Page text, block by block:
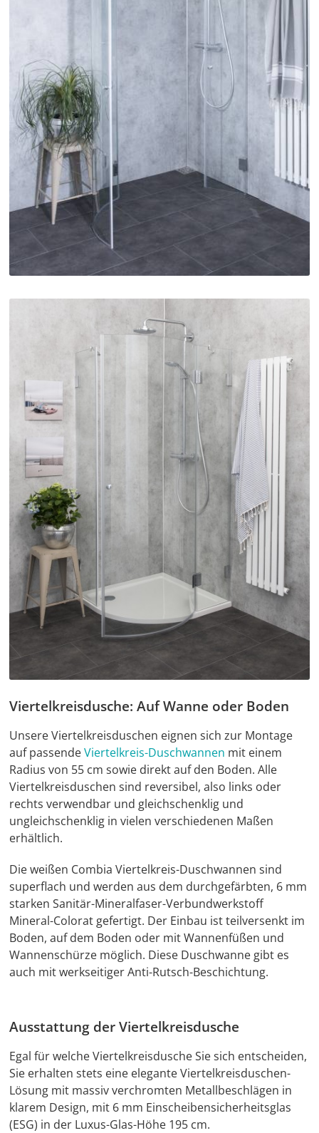
Viertelkreisdusche: Auf Wanne oder Boden
Unsere Viertelkreisduschen eignen sich zur Montage
auf passendeViertelkreis-Duschwannen mit einem
Radius von 55 cm sowie direkt auf den Boden. Alle
Viertelkreisduschen sind reversibel, also links oder
rechts verwendbar und gleichschenklig und
ungleichschenklig in vielen verschiedenen Maßen
erhältlich.
Die weißen Combia Viertelkreis-Duschwannen sind
superflach und werden aus dem durchgefärbten, 6 mm
starken Sanitär-Mineralfaser-Verbundwerkstoff
Mineral-Colorat gefertigt. Der Einbau ist teilversenkt im
Boden, auf dem Boden oder mit Wannenfüßen und
Wannenschürze möglich. Diese Duschwanne gibt es
auch mit werkseitiger Anti-Rutsch-Beschichtung.
Ausstattung der Viertelkreisdusche
Egal für welche Viertelkreisdusche Sie sich entscheiden,
Sie erhalten stets eine elegante Viertelkreisduschen-
Lösung mit massiv verchromten Metallbeschlägen in
klarem Design, mit 6 mm Einscheibensicherheitsglas
(ESG) in der Luxus-Glas-Höhe 195 cm.